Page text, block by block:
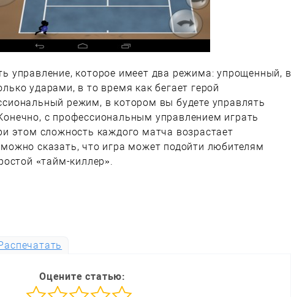
управление, которое имеет два режима: упрощенный, в
ударами, в то время как бегает герой
режим, в котором вы будете управлять
с профессиональным управлением играть
этом сложность каждого матча возрастает
сказать, что игра может подойти любителям
«тайм-киллер».
Оцените статью: